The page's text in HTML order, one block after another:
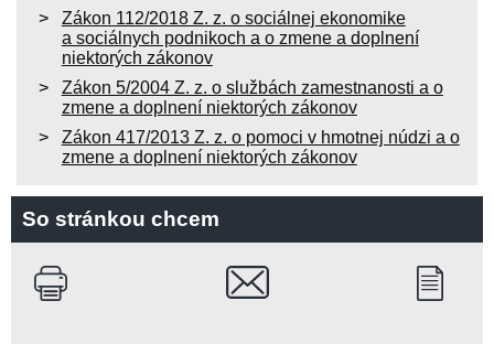
Zákon 112/2018 Z. z. o sociálnej ekonomike
a sociálnych podnikoch a o zmene a doplnení
niektorých zákonov
Zákon 5/2004 Z. z. o službách zamestnanosti a o
zmene a doplnení niektorých zákonov
Zákon 417/2013 Z. z. o pomoci v hmotnej núdzi a o
zmene a doplnení niektorých zákonov
So stránkou chcem